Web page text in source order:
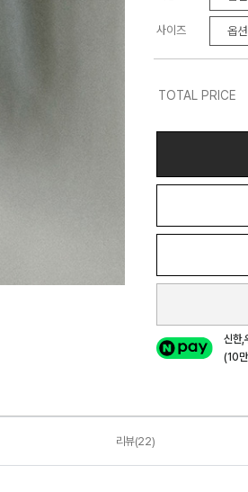
사이즈
TOTAL PRICE
신한,
(10
리뷰(22)